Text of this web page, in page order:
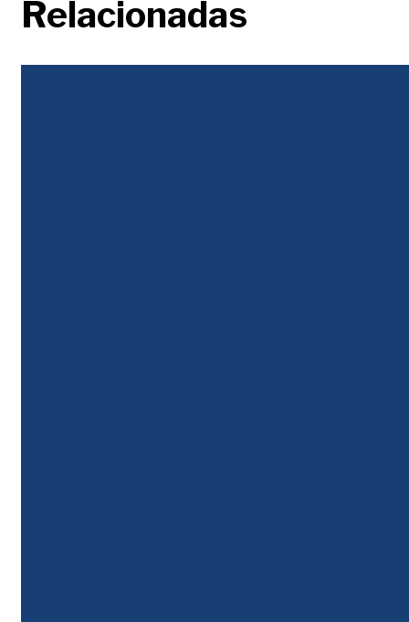
Relacionadas